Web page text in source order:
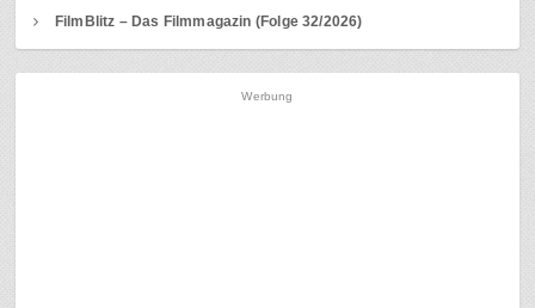
FilmBlitz – Das Filmmagazin (Folge 32/2026)
Werbung